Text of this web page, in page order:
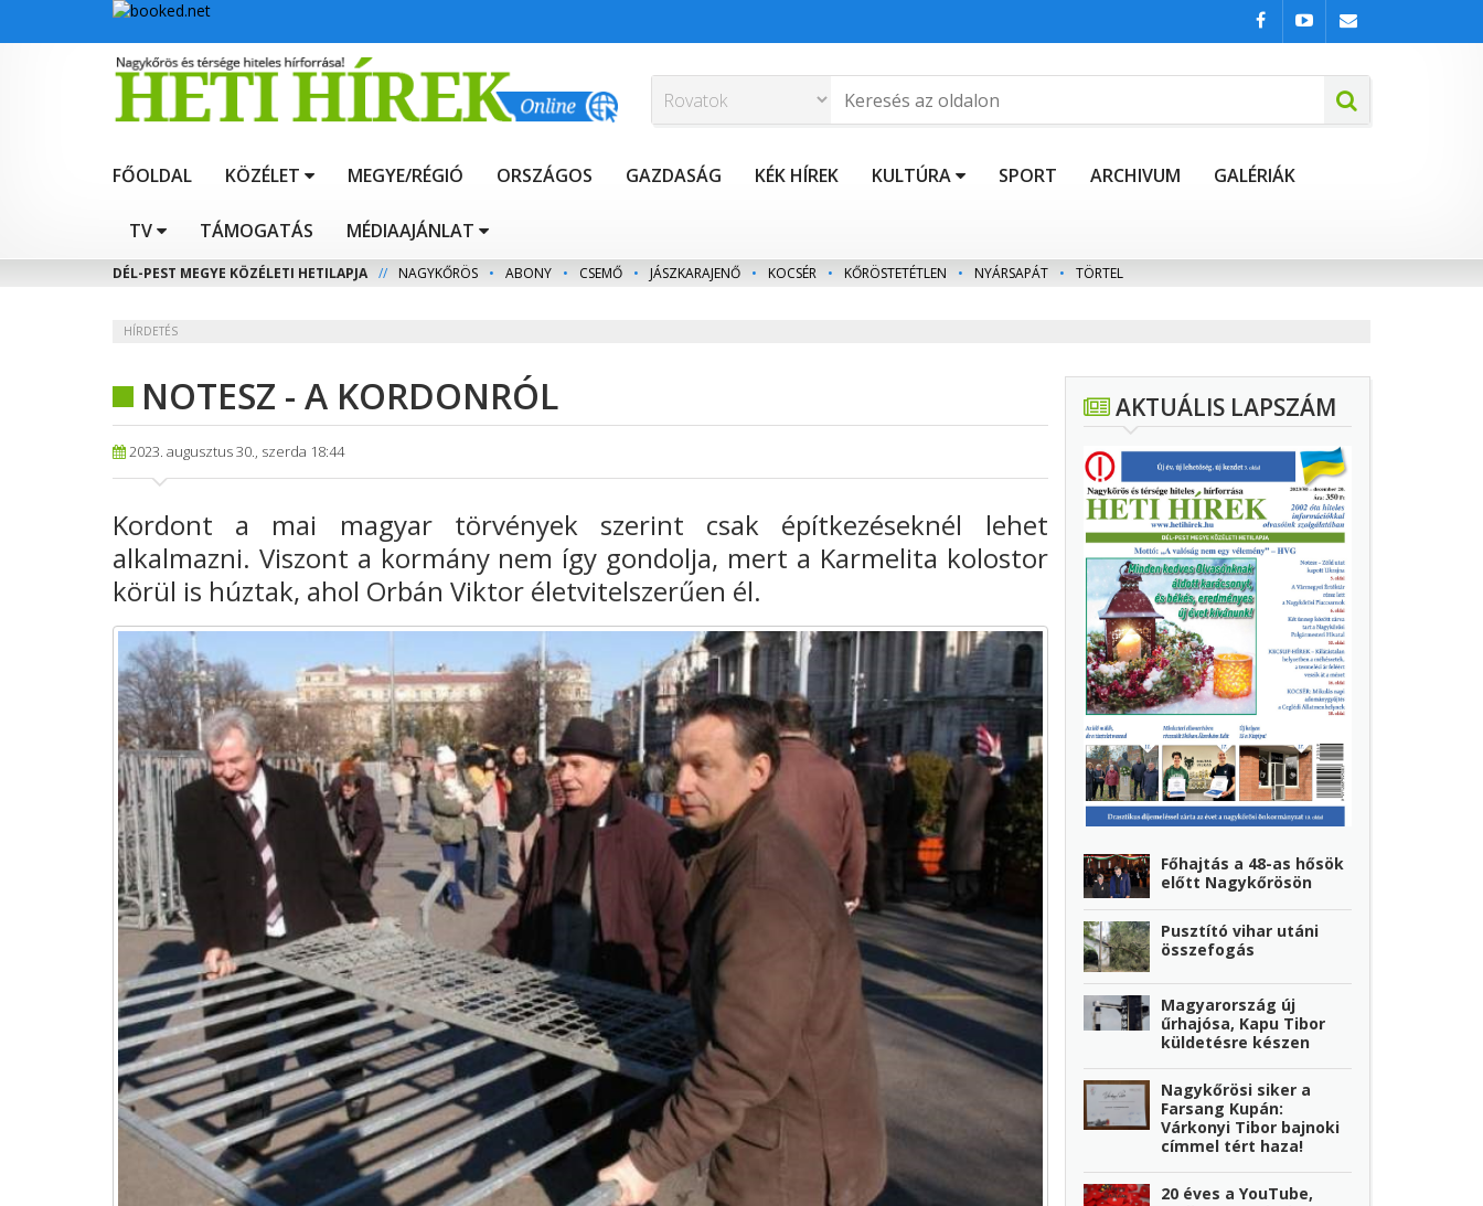
FŐOLDAL KÖZÉLET MEGYE/RÉGIÓ ORSZÁGOS GAZDASÁG KÉK HÍREK KULTÚRA SPORT ARCHIVUM GALÉRIÁK
TV TÁMOGATÁS MÉDIAAJÁNLAT
DÉL-PEST MEGYE KÖZÉLETI HETILAPJA // NAGYKŐRÖS • ABONY • CSEMŐ • JÁSZKARAJENŐ • KOCSÉR • KŐRÖSTETÉTLEN • NYÁRSAPÁT • TÖRTEL
HÍRDETÉS
NOTESZ - A KORDONRÓL
2023. augusztus 30., szerda 18:44
Kordont a mai magyar törvények szerint csak építkezéseknél lehet
alkalmazni. Viszont a kormány nem így gondolja, mert a Karmelita kolostor
körül is húztak, ahol Orbán Viktor életvitelszerűen él.
AKTUÁLIS LAPSZÁM
Főhajtás a 48-as hősök
előtt Nagykőrösön
Pusztító vihar utáni
összefogás
Magyarország új
űrhajósa, Kapu Tibor
küldetésre készen
Nagykőrösi siker a
Farsang Kupán:
Várkonyi Tibor bajnoki
címmel tért haza!
20 éves a YouTube,